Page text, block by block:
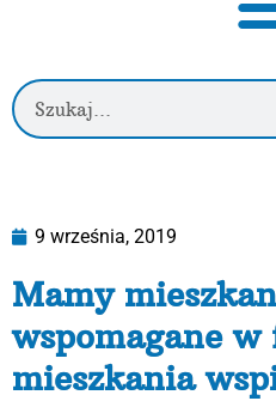
9 września, 2019
Mamy
wspomagane w
mieszkania